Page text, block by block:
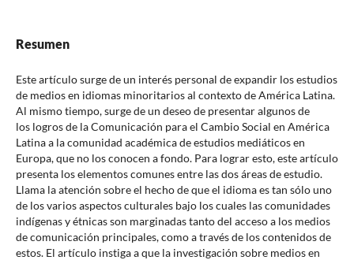
Resumen
Este artículo surge de un interés personal de expandir los estudios
de medios en idiomas minoritarios al contexto de América Latina.
Al mismo tiempo, surge de un deseo de presentar algunos de
los logros de la Comunicación para el Cambio Social en América
Latina a la comunidad académica de estudios mediáticos en
Europa, que no los conocen a fondo. Para lograr esto, este artículo
presenta los elementos comunes entre las dos áreas de estudio.
Llama la atención sobre el hecho de que el idioma es tan sólo uno
de los varios aspectos culturales bajo los cuales las comunidades
indígenas y étnicas son marginadas tanto del acceso a los medios
de comunicación principales, como a través de los contenidos de
estos. El artículo instiga a que la investigación sobre medios en